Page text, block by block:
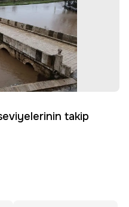
takip